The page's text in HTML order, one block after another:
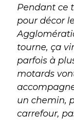
Pendant ce
pour décor
tourne, ça
parfois à
motards
un chemin,
carrefour,